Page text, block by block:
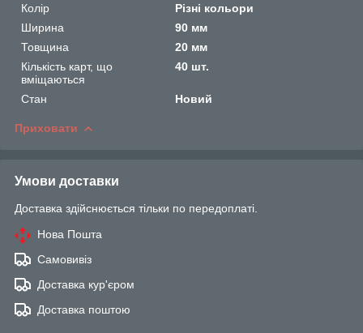
Колір
Різні кольори
Ширина
90 мм
Товщина
20 мм
Кількість карт, що
вміщаються
40 шт.
Стан Новий
Приховати
Умови доставки
Доставка здійснюється тільки по передоплаті.
Нова Пошта
Самовивіз
Доставка кур'єром
Доставка поштою